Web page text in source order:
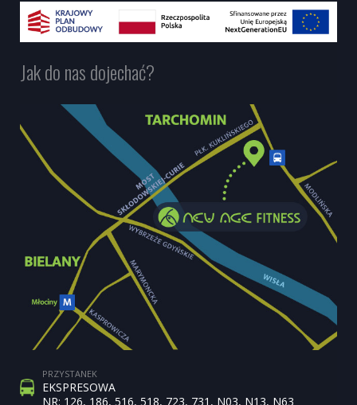
Jak do nas dojechać?
PRZYSTANEK
EKSPRESOWA
NR: 126, 186, 516, 518, 723, 731, N03, N13, N63